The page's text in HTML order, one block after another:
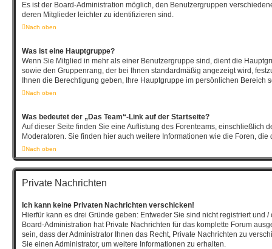
Es ist der Board-Administration möglich, den Benutzergruppen
deren Mitglieder leichter zu identifizieren sind.
Nach oben
Was ist eine Hauptgruppe?
Wenn Sie Mitglied in mehr als einer Benutzergruppe sind, dient die
sowie den Gruppenrang, der bei Ihnen standardmäßig angezeigt wird,
Ihnen die Berechtigung geben, Ihre Hauptgruppe im persönlichen Bereich
Nach oben
Was bedeutet der „Das Team“-Link auf der Startseite?
Auf dieser Seite finden Sie eine Auflistung des Forenteams, einschließlich
Moderatoren. Sie finden hier auch weitere Informationen wie die Foren,
Nach oben
Private Nachrichten
Ich kann keine Privaten Nachrichten verschicken!
Hierfür kann es drei Gründe geben: Entweder Sie sind nicht registriert und
Board-Administration hat Private Nachrichten für das komplette Forum
sein, dass der Administrator Ihnen das Recht, Private Nachrichten zu
Sie einen Administrator, um weitere Informationen zu erhalten.